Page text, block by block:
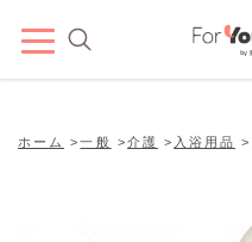
ホーム >一般 >介護 > 入浴用品 >